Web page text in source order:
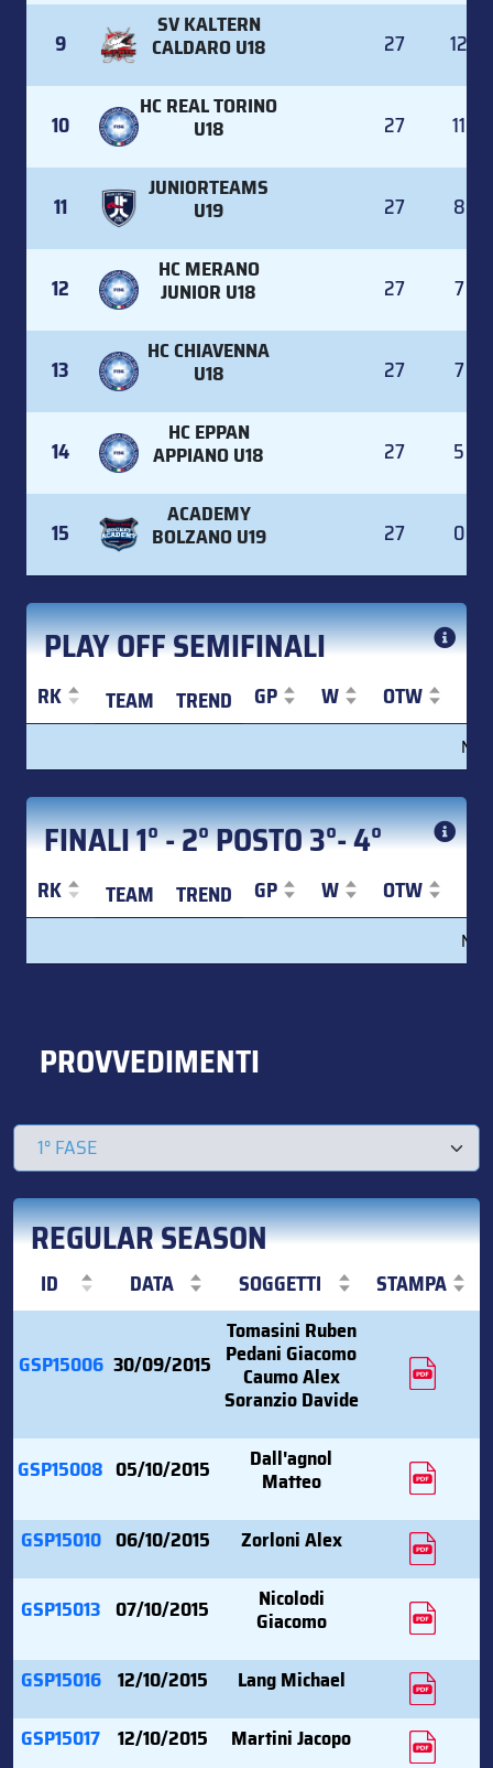
9
SV KALTERN
CALDARO U18 27 12
10
HC REAL TORINO
U18 27 11
11
JUNIORTEAMS
U19 27 8
12
HC MERANO
JUNIOR U18 27 7
13
HC CHIAVENNA
U18 27 7
14
HC EPPAN
APPIANO U18 27 5
15
ACADEMY
BOLZANO U19 27 0
PLAY OFF SEMIFINALI
RK TEAM TREND GP W OTW
No
FINALI 1° - 2° POSTO 3°- 4°
RK TEAM TREND GP W OTW
No
PROVVEDIMENTI
REGULAR SEASON
ID DATA SOGGETTI STAMPA
GSP15006 30/09/2015
Tomasini Ruben
Pedani Giacomo
Caumo Alex
Soranzio Davide
GSP15008 05/10/2015 Dall'agnol
Matteo
GSP15010 06/10/2015 Zorloni Alex
GSP15013 07/10/2015 Nicolodi
Giacomo
GSP15016 12/10/2015
Lang Michael
GSP15017 12/10/2015
Martini Jacopo